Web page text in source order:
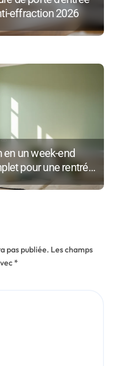
effraction 2026
en un week-end
pour une rentrée
pas publiée. Les champs
*